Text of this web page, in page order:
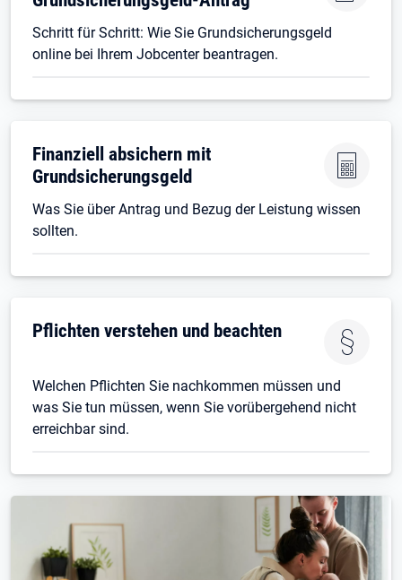
Schritt für Schritt: Wie Sie Grundsicherungsgeld
online bei Ihrem Jobcenter beantragen.
Finanziell absichern mit
Grundsicherungsgeld
Was Sie über Antrag und Bezug der Leistung wissen
sollten.
Pflichten verstehen und beachten
Welchen Pflichten Sie nachkommen müssen und
was Sie tun müssen, wenn Sie vorübergehend nicht
erreichbar sind.